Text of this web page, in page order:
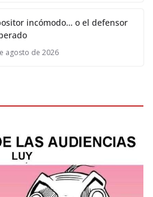
incómodo… o el defensor
agosto de 2026